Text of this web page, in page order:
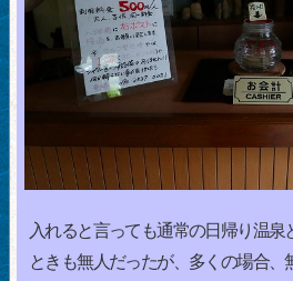
入れると言っても通常の日帰り温泉
ときも無人だったが、多くの場合、